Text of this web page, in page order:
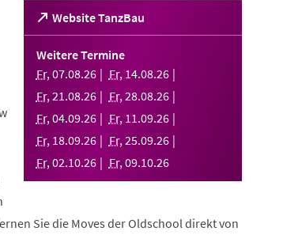
Website TanzBau
(Öffnet
in
einem
Tab)
Weitere Termine
Fr,07.08.26 Fr, 14.08.26
Fr,21.08.26 Fr,28.08.26
Fr,04.09.26 Fr, 11.09.26
Fr, 18.09.26 Fr,25.09.26
Fr,02.10.26 Fr,09.10.26
Sie die Moves der Oldschool direkt von